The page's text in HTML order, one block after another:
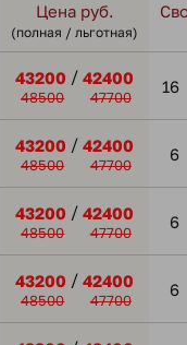
Цена руб.
(полная / льготная)
43200 / 42400
48500 47700
16
43200 / 42400
48500 47700
6
43200 / 42400
48500 47700
6
43200 / 42400
48500 47700
6